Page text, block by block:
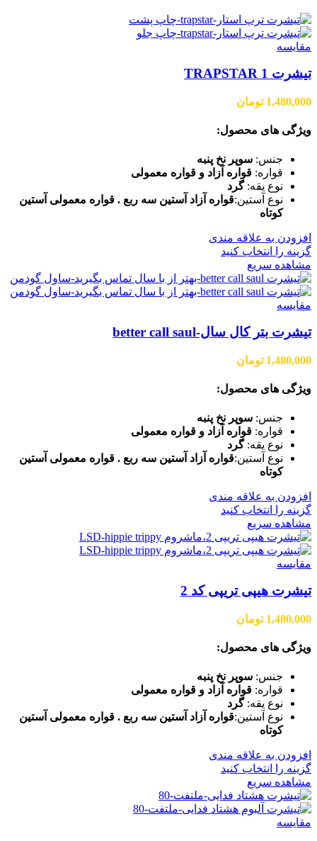
مقایسه
تیشرت TRAPSTAR 1
1,480,000 تومان
ویژگی های محصول:
جنس: سوپر نخ پنبه
قواره: قواره آزاد و قواره معمولی
نوع یقه:گرد
نوع آستین:قواره آزاد آستین سه ربع . قواره معمولی آستین
کوتاه
افزودن به علاقه مندی
گزینه را انتخاب کنید
مشاهده سریع
مقایسه
تیشرت بتر کال سال-better call saul
1,480,000 تومان
ویژگی های محصول:
جنس: سوپر نخ پنبه
قواره: قواره آزاد و قواره معمولی
نوع یقه:گرد
نوع آستین:قواره آزاد آستین سه ربع . قواره معمولی آستین
کوتاه
افزودن به علاقه مندی
گزینه را انتخاب کنید
مشاهده سریع
مقایسه
تیشرت هیپی تریپی کد 2
1,480,000 تومان
ویژگی های محصول:
جنس: سوپر نخ پنبه
قواره: قواره آزاد و قواره معمولی
نوع یقه:گرد
نوع آستین:قواره آزاد آستین سه ربع . قواره معمولی آستین
کوتاه
افزودن به علاقه مندی
گزینه را انتخاب کنید
مشاهده سریع
مقایسه